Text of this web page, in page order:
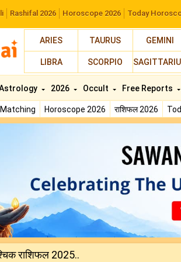
Rashifal 2026 Horoscope 2026 Today
ARIES TAURUS GEMINI
LIBRA SCORPIO
Horoscope 2026 राशिफल 2026
2026 Occult Free Reports
राशिफल 2025..